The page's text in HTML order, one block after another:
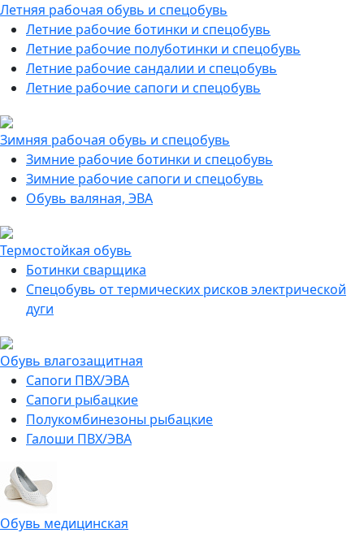
Летняя рабочая обувь и спецобувь
Летние рабочие ботинки и спецобувь
Летние рабочие полуботинки и спецобувь
Летние рабочие сандалии и спецобувь
Летние рабочие сапоги и спецобувь
Зимняя рабочая обувь и спецобувь
Зимние рабочие ботинки и спецобувь
Зимние рабочие сапоги и спецобувь
Обувь валяная, ЭВА
Термостойкая обувь
Ботинки сварщика
Спецобувь от термических рисков электрической
дуги
Обувь влагозащитная
Сапоги ПВХ/ЭВА
Сапоги рыбацкие
Полукомбинезоны рыбацкие
Галоши ПВХ/ЭВА
Обувь медицинская